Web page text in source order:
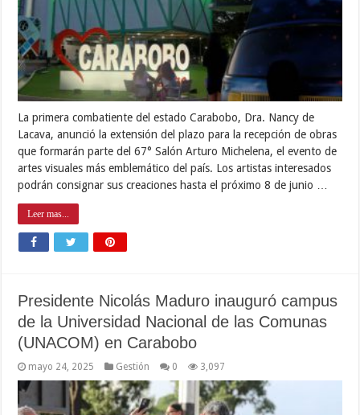
La primera combatiente del estado Carabobo, Dra. Nancy de
Lacava, anunció la extensión del plazo para la recepción de obras
que formarán parte del 67° Salón Arturo Michelena, el evento de
artes visuales más emblemático del país. Los artistas interesados
podrán consignar sus creaciones hasta el próximo 8 de junio …
Leer mas...
Presidente Nicolás Maduro inauguró campus
de la Universidad Nacional de las Comunas
(UNACOM) en Carabobo
mayo 24, 2025 Gestión 0 3,097